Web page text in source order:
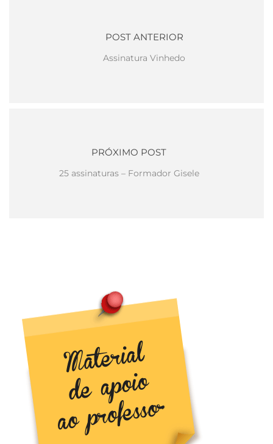
POST ANTERIOR
Assinatura Vinhedo
PRÓXIMO POST
25 assinaturas – Formador Gisele